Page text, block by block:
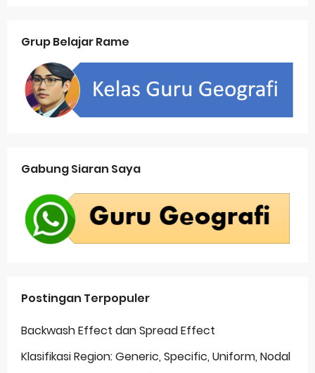
Grup Belajar Rame
Gabung Siaran Saya
Postingan Terpopuler
Backwash Effect dan Spread Effect
Klasifikasi Region: Generic, Specific, Uniform, Nodal